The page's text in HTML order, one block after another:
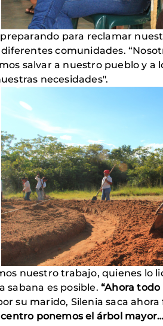
para reclamar
comunidades.
salvar a nuestro pueblo y a
necesidades".
nuestro trabajo, quienes lo
sabana es posible.“Ahora
su marido, Silenia saca
ponemos el árbol mayor…